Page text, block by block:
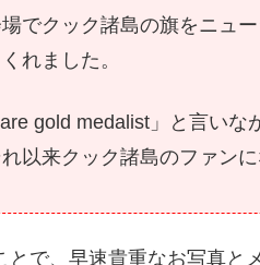
でクック諸島の旗をニュ
れました。
gold medalist」と言いな
以来クック諸島のファン
とで、早速貴重なお写真と